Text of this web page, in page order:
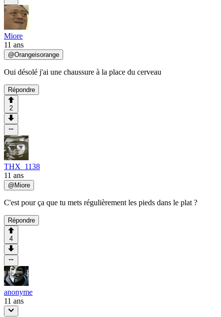
Miore
11 ans
@Orangeisorange
Oui désolé j'ai une chaussure à la place du cerveau
Répondre
2
THX_1138
11 ans
@ Miore
C'est pour ça que tu mets régulièrement les pieds dans le plat ?
Répondre
4
anonyme
11 ans